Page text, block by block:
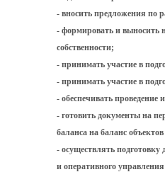
- вносить предложения по
- формировать и выносить
собственности;
- принимать участие в
- принимать участие в
- обеспечивать
- готовить документы на
баланса на баланс
- осуществлять подготовку
и оперативного